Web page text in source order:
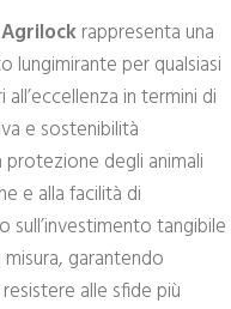
rappresenta una
lungimirante per qualsiasi
in termini di
e sostenibilità
degli animali
e alla facilità di
sull’investimento tangibile
garantendo
alle sfide più